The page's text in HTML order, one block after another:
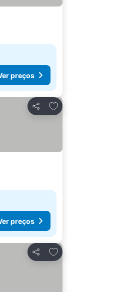
preços
Partilhar
Adicionar aos favoritos
preços
Partilhar
Adicionar aos favoritos